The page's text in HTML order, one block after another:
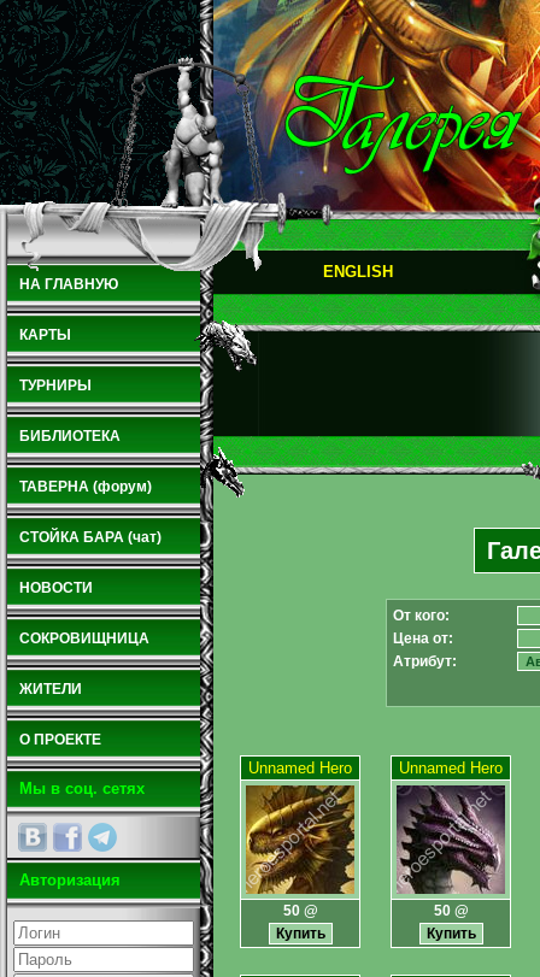
НА ГЛАВНУЮ
КАРТЫ
ТУРНИРЫ
БИБЛИОТЕКА
ТАВЕРНА (форум)
СТОЙКА БАРА (чат)
НОВОСТИ
СОКРОВИЩНИЦА
ЖИТЕЛИ
О ПРОЕКТЕ
Мы в соц. сетях
Авторизация
ENGLISH
От кого:
Цена от:
Атрибут:
Unnamed Hero
50 @
Unnamed Hero
50 @